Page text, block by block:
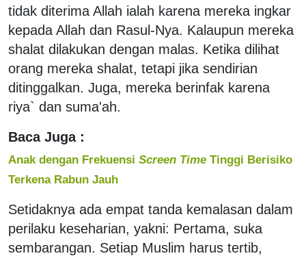
tidak diterima Allah ialah karena mereka ingkar
kepada Allah dan Rasul-Nya. Kalaupun mereka
shalat dilakukan dengan malas. Ketika dilihat
orang mereka shalat, tetapi jika sendirian
ditinggalkan. Juga, mereka berinfak karena
riya` dan suma'ah.
Baca Juga :
Anak dengan Frekuensi Screen Time Tinggi Berisiko
Terkena Rabun Jauh
Setidaknya ada empat tanda kemalasan dalam
perilaku keseharian, yakni: Pertama, suka
sembarangan. Setiap Muslim harus tertib,